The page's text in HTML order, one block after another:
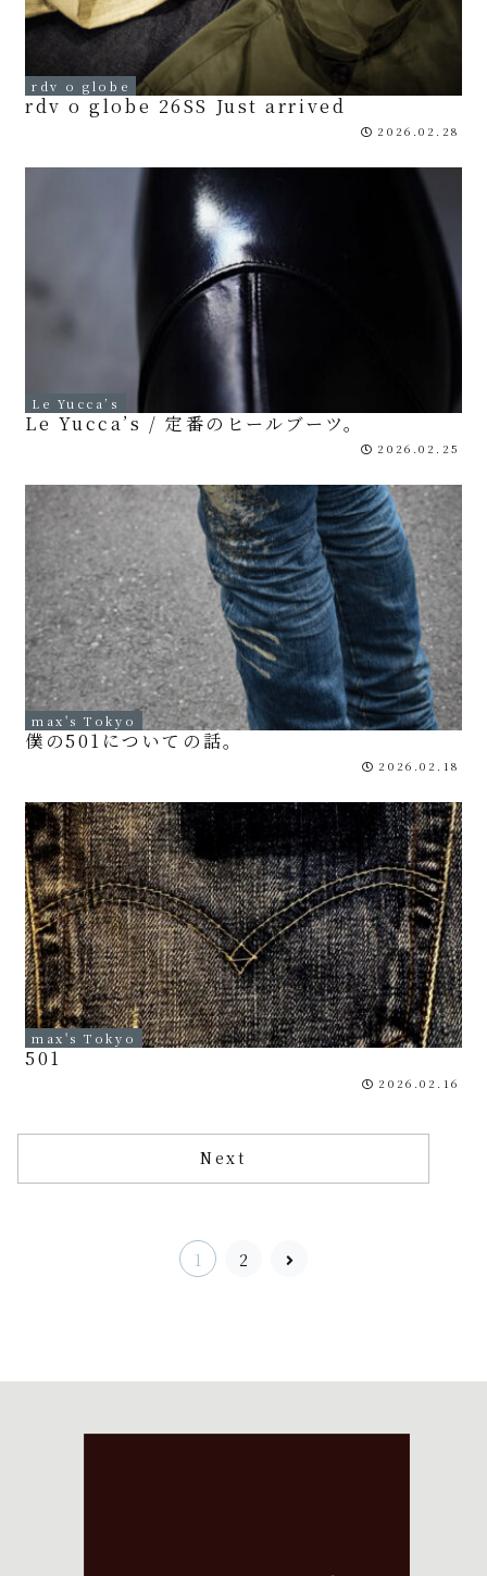
rdv o globe
rdv o globe 26SS Just arrived
2026.02.28
Le Yucca’s
Le Yucca’s / 定番のヒールブーツ。
2026.02.25
max's Tokyo
僕の501についての話。
2026.02.18
max's Tokyo
501
2026.02.16
Next
1 2
次